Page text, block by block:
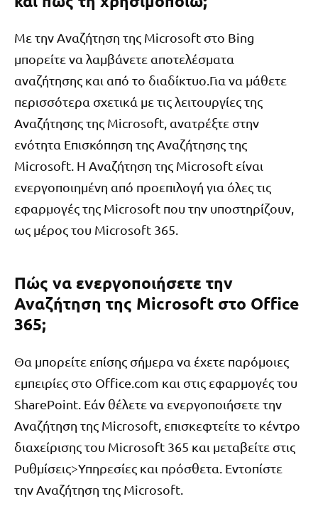
Με την Αναζήτηση της Microsoft στο Bing
μπορείτε να λαμβάνετε αποτελέσματα
αναζήτησης και από το διαδίκτυο.Για να μάθετε
περισσότερα σχετικά με τις λειτουργίες της
Αναζήτησης της Microsoft, ανατρέξτε στην
ενότητα Επισκόπηση της Αναζήτησης της
Microsoft. Η Αναζήτηση της Microsoft είναι
ενεργοποιημένη από προεπιλογή για όλες τις
εφαρμογές της Microsoft που την υποστηρίζουν,
ως μέρος του Microsoft 365.
Πώς να ενεργοποιήσετε την
Αναζήτηση της Microsoft στο Office
365;
Θα μπορείτε επίσης σήμερα να έχετε παρόμοιες
εμπειρίες στο Office.com και στις εφαρμογές του
SharePoint. Εάν θέλετε να ενεργοποιήσετε την
Αναζήτηση της Microsoft, επισκεφτείτε το κέντρο
διαχείρισης του Microsoft 365 και μεταβείτε στις
Ρυθμίσεις>Υπηρεσίες και πρόσθετα. Εντοπίστε
την Αναζήτηση της Microsoft.